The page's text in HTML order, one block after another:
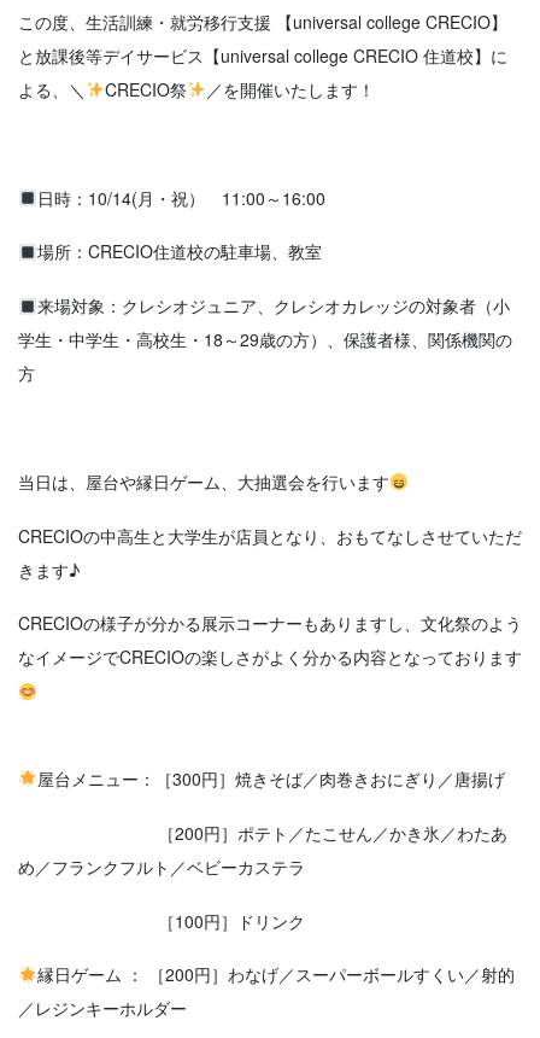
この度、生活訓練・就労移行支援 【universal college CRECIO】
と放課後等デイサービス【universal college CRECIO 住道校】に
よる、＼
CRECIO祭 ／を開催いたします！
日時：10/14(月・祝） 11:00～16:00
場所：CRECIO住道校の駐車場、教室
来場対象：クレシオジュニア、クレシオカレッジの対象者（小
学生・中学生・高校生・18～29歳の方）、保護者様、関係機関の
方
当日は、屋台や縁日ゲーム、大抽選会を行います
CRECIOの中高生と大学生が店員となり、おもてなしさせていただ
きます♪
CRECIOの様子が分かる展示コーナーもありますし、文化祭のよう
なイメージでCRECIOの楽しさがよく分かる内容となっております
屋台メニュー：［300円］焼きそば／肉巻きおにぎり／唐揚げ
［200円］ポテト／たこせん／かき氷／わたあ
め／フランクフルト／ベビーカステラ
［100円］ドリンク
縁日ゲーム ： ［200円］わなげ／スーパーボールすくい／射的
／レジンキーホルダー